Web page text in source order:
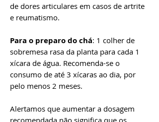
de dores articulares em casos de artrite
e reumatismo.
Para o preparo do chá: 1 colher de
sobremesa rasa da planta para cada 1
xícara de água. Recomenda-se o
consumo de até 3 xícaras ao dia, por
pelo menos 2 meses.
Alertamos que aumentar a dosagem
recomendada não significa que os